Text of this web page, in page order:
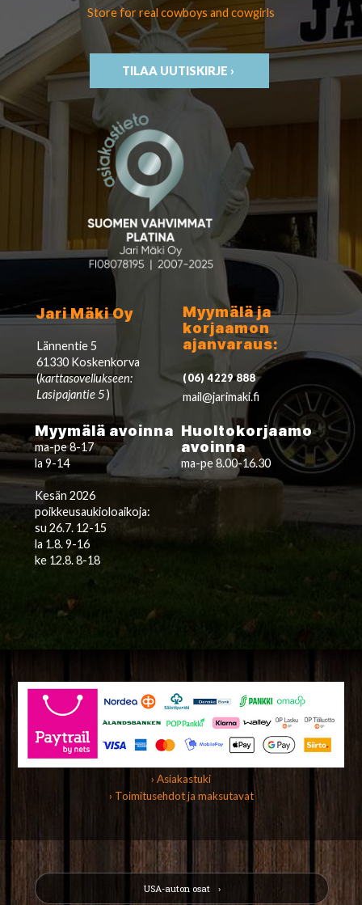
Store for real cowboys and cowgirls
TILAA UUTISKIRJE ›
Jari Mäki Oy
Lännentie 5
61330 Koskenkorva
(karttasovellukseen:
Lasipajantie 5)
Myymälä ja
korjaamon
ajanvaraus:
(06) 4229 888
mail@jarimaki.fi
Myymälä avoinna
ma-pe 8-17
la 9-14
Kesän 2026
poikkeusaukioloaikoja:
su 26.7. 12-15
la 1.8. 9-16
ke 12.8. 8-18
Huoltokorjaamo
avoinna
ma-pe 8.00-16.30
› Asiakastuki
› Toimitusehdot ja maksutavat
USA-auton osat